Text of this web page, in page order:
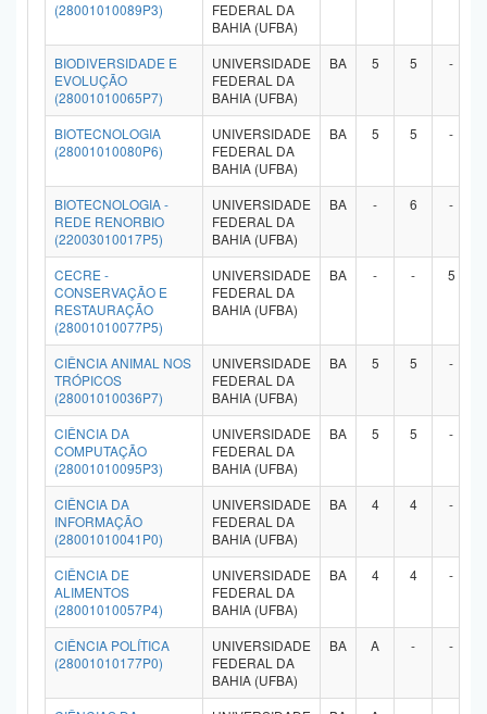
(28001010089P3)
FEDERAL DA
BAHIA (UFBA)
BIODIVERSIDADE E
EVOLUÇÃO
(28001010065P7)
UNIVERSIDADE
FEDERAL DA
BAHIA (UFBA)
BA 5 5 -
BIOTECNOLOGIA
(28001010080P6)
UNIVERSIDADE
FEDERAL DA
BAHIA (UFBA)
BA 5 5 -
BIOTECNOLOGIA -
REDE RENORBIO
(22003010017P5)
UNIVERSIDADE
FEDERAL DA
BAHIA (UFBA)
BA - 6 -
CECRE -
CONSERVAÇÃO E
RESTAURAÇÃO
(28001010077P5)
UNIVERSIDADE
FEDERAL DA
BAHIA (UFBA)
BA - - 5
CIÊNCIA ANIMAL NOS
TRÓPICOS
(28001010036P7)
UNIVERSIDADE
FEDERAL DA
BAHIA (UFBA)
BA 5 5 -
CIÊNCIA DA
COMPUTAÇÃO
(28001010095P3)
UNIVERSIDADE
FEDERAL DA
BAHIA (UFBA)
BA 5 5 -
CIÊNCIA DA
INFORMAÇÃO
(28001010041P0)
UNIVERSIDADE
FEDERAL DA
BAHIA (UFBA)
BA 4 4 -
CIÊNCIA DE
ALIMENTOS
(28001010057P4)
UNIVERSIDADE
FEDERAL DA
BAHIA (UFBA)
BA 4 4 -
CIÊNCIA POLÍTICA
(28001010177P0)
UNIVERSIDADE
FEDERAL DA
BAHIA (UFBA)
BA A - -